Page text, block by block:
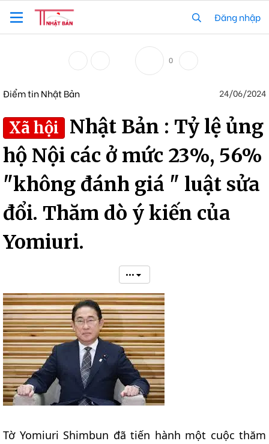
Đăng nhập
0
Điểm tin Nhật Bản 24/06/2024
Xã hội
Nhật Bản : Tỷ lệ ủng
hộ Nội các ở mức 23%, 56%
"không đánh giá " luật sửa
đổi. Thăm dò ý kiến của
Yomiuri.
•••
Tờ Yomiuri Shimbun đã tiến hành một cuộc thăm